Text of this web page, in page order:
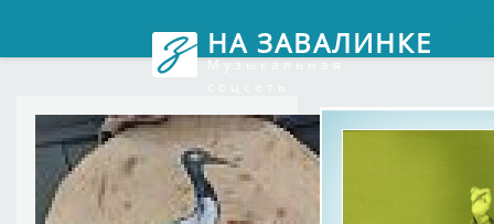
НА ЗАВАЛИНКЕ
Музыкальная